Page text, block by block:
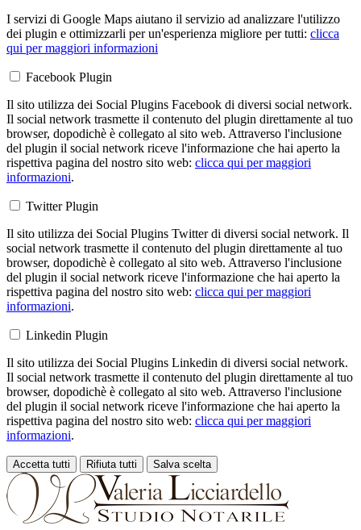
I servizi di Google Maps aiutano il servizio ad analizzare l'utilizzo
dei plugin e ottimizzarli per un'esperienza migliore per tutti: clicca
qui per maggiori informazioni
Facebook Plugin
Il sito utilizza dei Social Plugins Facebook di diversi social network.
Il social network trasmette il contenuto del plugin direttamente al tuo
browser, dopodichè è collegato al sito web. Attraverso l'inclusione
del plugin il social network riceve l'informazione che hai aperto la
rispettiva pagina del nostro sito web: clicca qui per maggiori
informazioni.
Twitter Plugin
Il sito utilizza dei Social Plugins Twitter di diversi social network. Il
social network trasmette il contenuto del plugin direttamente al tuo
browser, dopodichè è collegato al sito web. Attraverso l'inclusione
del plugin il social network riceve l'informazione che hai aperto la
rispettiva pagina del nostro sito web: clicca qui per maggiori
informazioni.
Linkedin Plugin
Il sito utilizza dei Social Plugins Linkedin di diversi social network.
Il social network trasmette il contenuto del plugin direttamente al tuo
browser, dopodichè è collegato al sito web. Attraverso l'inclusione
del plugin il social network riceve l'informazione che hai aperto la
rispettiva pagina del nostro sito web: clicca qui per maggiori
informazioni.
Accetta tutti Rifiuta tutti Salva scelta
Loading...